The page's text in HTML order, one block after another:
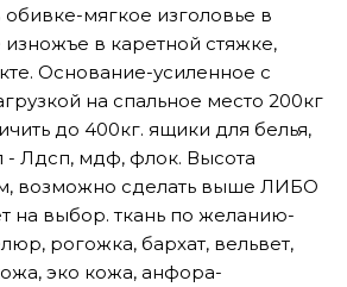
мягкое изголовье в
изножъе в каретной стяжке,
Основание-усиленное с
на спальное место 200кг
до 400кг. ящики для белья,
- Лдсп, мдф, флок. Высота
возможно сделать выше ЛИБО
на выбор. ткань по желанию-
рогожка, бархат, вельвет,
эко кожа, анфора-